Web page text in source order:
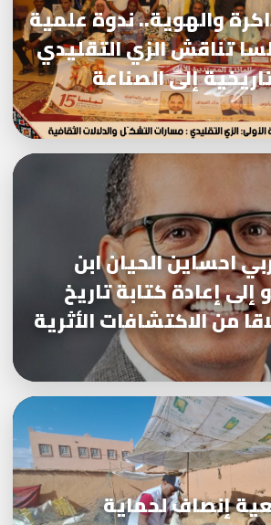
والهوية.. ندوة علمية
تناقش الزي التقليدي
إلى الصناعة
احساين الحيان ابن
إعادة كتابة تاريخ
من الاكتشافات الأثرية
إنصاف لحماية